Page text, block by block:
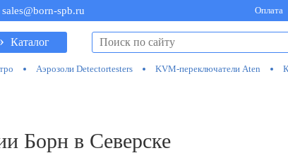
sales@born-spb.ru Оплата
Каталог
Аэрозоли Detectortesters KVM-переключатели Aten
Борн в Северске